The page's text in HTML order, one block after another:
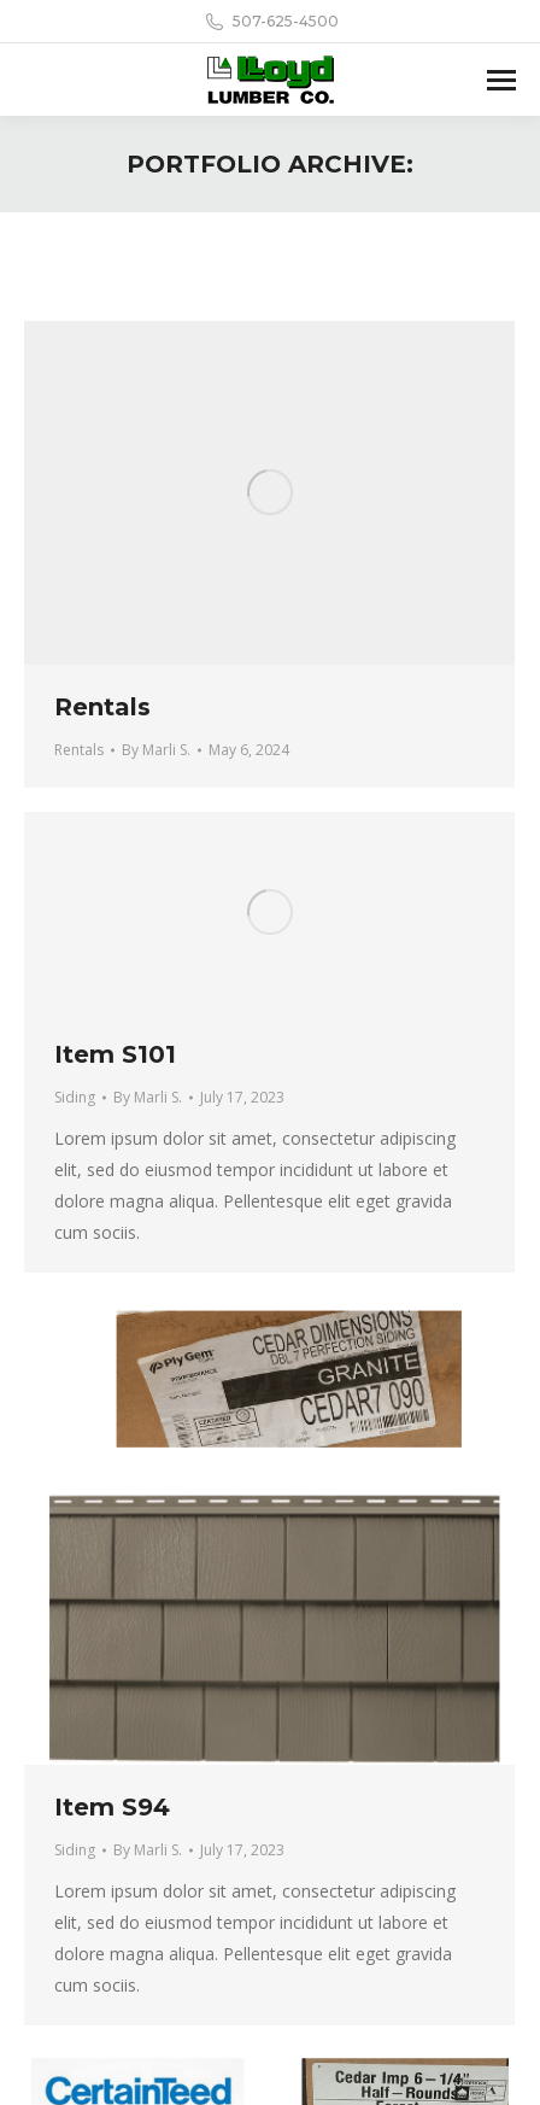
507-625-4500
PORTFOLIO ARCHIVE:
Rentals
Rentals By Marli S. May 6, 2024
Item S101
Siding By Marli S. July 17, 2023
Lorem ipsum dolor sit amet, consectetur adipiscing
elit, sed do eiusmod tempor incididunt ut labore et
dolore magna aliqua. Pellentesque elit eget gravida
cum sociis.
Item S94
Siding By Marli S. July 17, 2023
Lorem ipsum dolor sit amet, consectetur adipiscing
elit, sed do eiusmod tempor incididunt ut labore et
dolore magna aliqua. Pellentesque elit eget gravida
cum sociis.